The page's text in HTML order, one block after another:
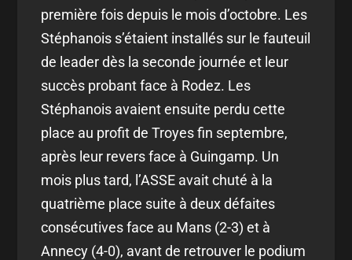
première fois depuis le mois d’octobre. Les
Stéphanois s’étaient installés sur le fauteuil
de leader dès la seconde journée et leur
succès probant face à Rodez. Les
Stéphanois avaient ensuite perdu cette
place au profit de Troyes fin septembre,
après leur revers face à Guingamp. Un
mois plus tard, l’ASSE avait chuté à la
quatrième place suite à deux défaites
consécutives face au Mans (2-3) et à
Annecy (4-0), avant de retrouver le podium